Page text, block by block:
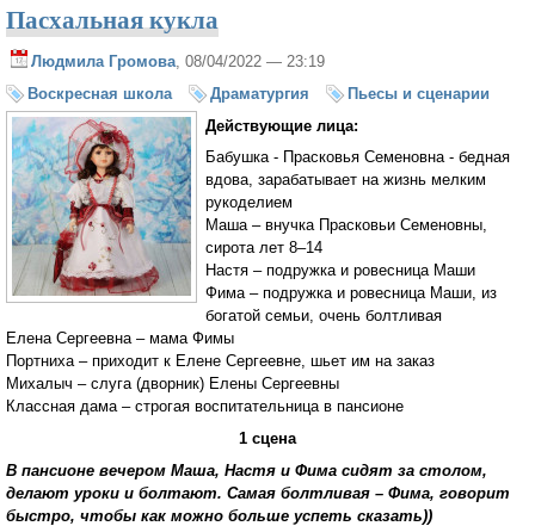
Пасхальная кукла
Людмила Громова, 08/04/2022 — 23:19
Воскресная школа
Драматургия
Пьесы и сценарии
Действующие лица:
Бабушка - Прасковья Семеновна - бедная
вдова, зарабатывает на жизнь мелким
рукоделием
Маша – внучка Прасковьи Семеновны,
сирота лет 8–14
Настя – подружка и ровесница Маши
Фима – подружка и ровесница Маши, из
богатой семьи, очень болтливая
Елена Сергеевна – мама Фимы
Портниха – приходит к Елене Сергеевне, шьет им на заказ
Михалыч – слуга (дворник) Елены Сергеевны
Классная дама – строгая воспитательница в пансионе
1 сцена
В пансионе вечером Маша, Настя и Фима сидят за столом,
делают уроки и болтают. Самая болтливая – Фима, говорит
быстро, чтобы как можно больше успеть сказать))